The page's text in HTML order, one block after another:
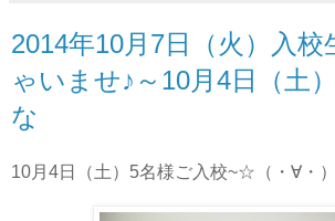
2014年10月7日（火）入校
ゃいませ♪～10月4日（土
な
10月4日（土）5名様ご入校~☆（・∀・）